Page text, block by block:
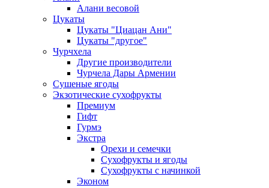
Алани весовой
Цукаты
Цукаты "Циацан Ани"
Цукаты "другое"
Чурчхела
Другие производители
Чурчела Дары Армении
Сушеные ягоды
Экзотические сухофрукты
Премиум
Гифт
Гурмэ
Экстра
Орехи и семечки
Сухофрукты и ягоды
Сухофрукты с начинкой
Эконом